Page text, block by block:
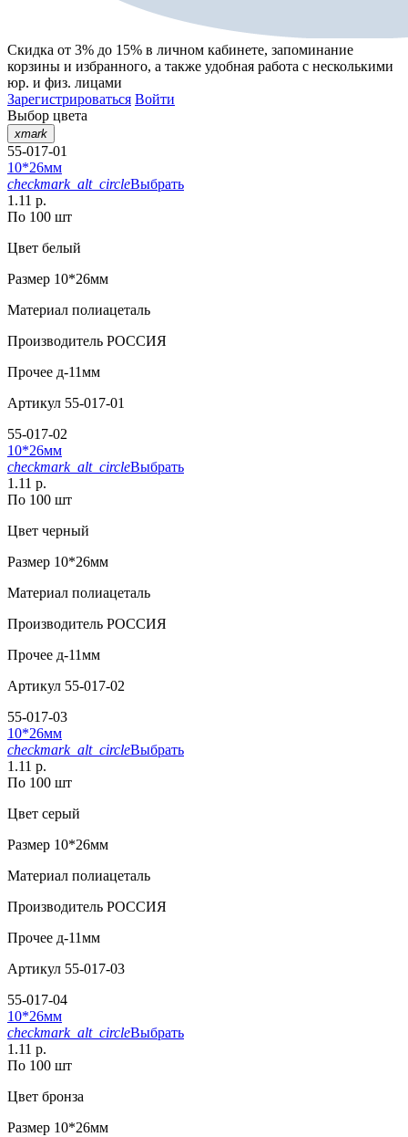
Скидка от 3% до 15% в личном кабинете, запоминание
корзины и избранного, а также удобная работа с несколькими
юр. и физ. лицами
Зарегистрироваться Войти
Выбор цвета
xmark
55-017-01
10*26мм
checkmark_alt_circleВыбрать
1.11 р.
По 100 шт
Цвет белый
Размер 10*26мм
Материал полиацеталь
Производитель РОССИЯ
Прочее д-11мм
Артикул 55-017-01
55-017-02
10*26мм
checkmark_alt_circleВыбрать
1.11 р.
По 100 шт
Цвет черный
Размер 10*26мм
Материал полиацеталь
Производитель РОССИЯ
Прочее д-11мм
Артикул 55-017-02
55-017-03
10*26мм
checkmark_alt_circleВыбрать
1.11 р.
По 100 шт
Цвет серый
Размер 10*26мм
Материал полиацеталь
Производитель РОССИЯ
Прочее д-11мм
Артикул 55-017-03
55-017-04
10*26мм
checkmark_alt_circleВыбрать
1.11 р.
По 100 шт
Цвет бронза
Размер 10*26мм